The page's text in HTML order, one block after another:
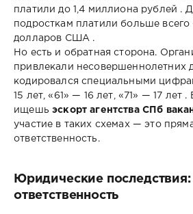
платили до 1,4 миллиона рублей .
подросткам платили больше всего
долларов США .
Но есть и обратная сторона.
привлекали несовершеннолетних
кодировался специальными
15 лет, «61» — 16 лет, «71» — 17 лет .
ищешьэскорт агентства СПб
участие в таких схемах — это
ответственность.
Юридические последствия:
ответственность